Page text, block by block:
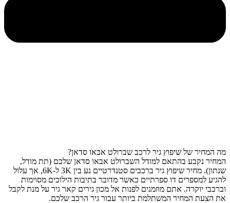
מה המחיר של שיפוץ גיר לרכב שברולט אבאו סדאן?
המחיר נקבע בהתאם למודל השברולט אבאו סדאן שלכם (תת מודל,
שנתון). מחיר שיפוץ גיר ברכבים סטנדרטיים נע בין 3K ל-6K, אך עלול
להגיע למספרים דו ספרתיים כאשר מדובר בתיבות הילוכים מסוימות
וברכבי יוקרה. אתם מוזמנים לפנות אל מכון גירים קאר גיר על מנת לקבל
את הצעת המחיר המשתלמת ביותר עבור גיר הרכב שלכם.